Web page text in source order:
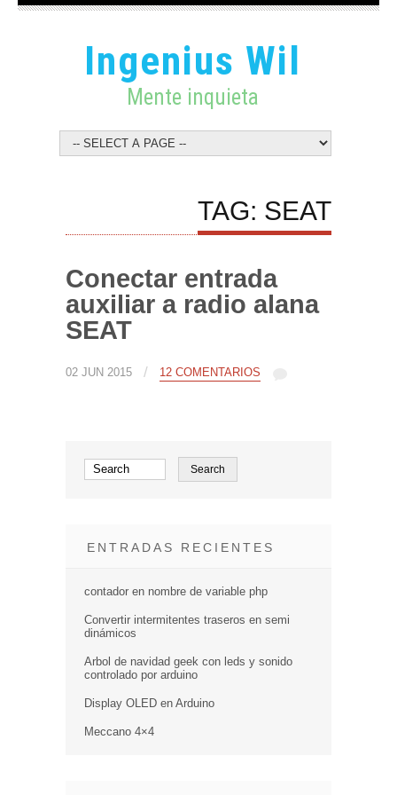
Ingenius Wil
Mente inquieta
TAG: SEAT
Conectar entrada
auxiliar a radio alana
SEAT
02 JUN 2015 / 12 COMENTARIOS
ENTRADAS RECIENTES
contador en nombre de variable php
Convertir intermitentes traseros en semi
dinámicos
Arbol de navidad geek con leds y sonido
controlado por arduino
Display OLED en Arduino
Meccano 4×4